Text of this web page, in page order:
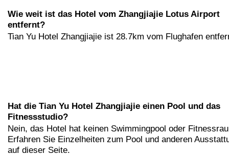
Wie weit ist das Hotel vom Zhangjiajie Lotus Airport
entfernt?
Tian Yu Hotel Zhangjiajie ist 28.7km vom Flughafen
Hat die Tian Yu Hotel Zhangjiajie einen Pool und das
Fitnessstudio?
Nein, das Hotel hat keinen Swimmingpool oder
Erfahren Sie Einzelheiten zum Pool und anderen
auf dieser Seite.